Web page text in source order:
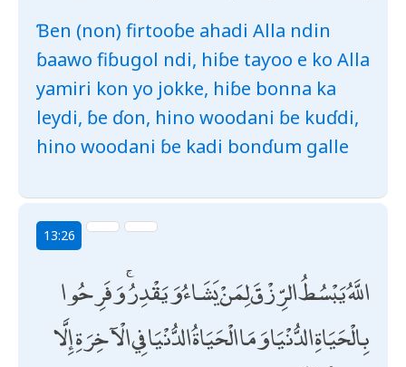
Ɓen (non) firtooɓe ahadi Alla ndin
ɓaawo fiɓugol ndi, hiɓe taƴoo e ko Alla
yamiri kon yo jokke, hiɓe bonna ka
leydi, ɓe ɗon, hino woodani ɓe kuɗdi,
hino woodani ɓe kadi bonɗum galle
13:26
اللَّهُ يَبْسُطُ الرِّزْقَ لِمَنْ يَشَاءُ وَيَقْدِرُ ۚ وَفَرِحُوا
بِالْحَيَاةِ الدُّنْيَا وَمَا الْحَيَاةُ الدُّنْيَا فِي الْآخِرَةِ إِلَّا